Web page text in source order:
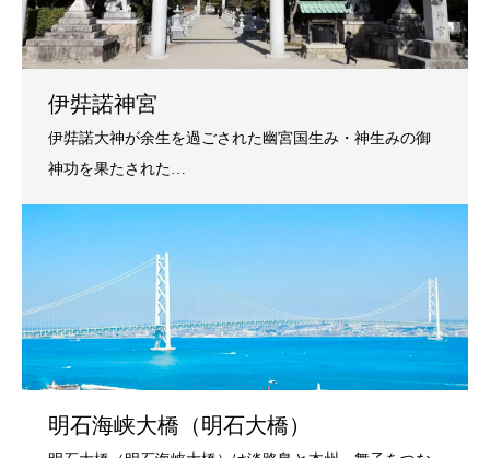
伊弉諾神宮
明石海峡大橋（明石大橋）